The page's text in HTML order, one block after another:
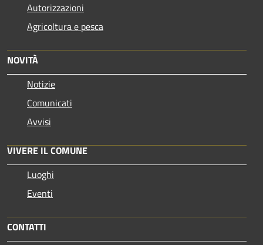
Autorizzazioni
Agricoltura e pesca
NOVITÀ
Notizie
Comunicati
Avvisi
VIVERE IL COMUNE
Luoghi
Eventi
CONTATTI